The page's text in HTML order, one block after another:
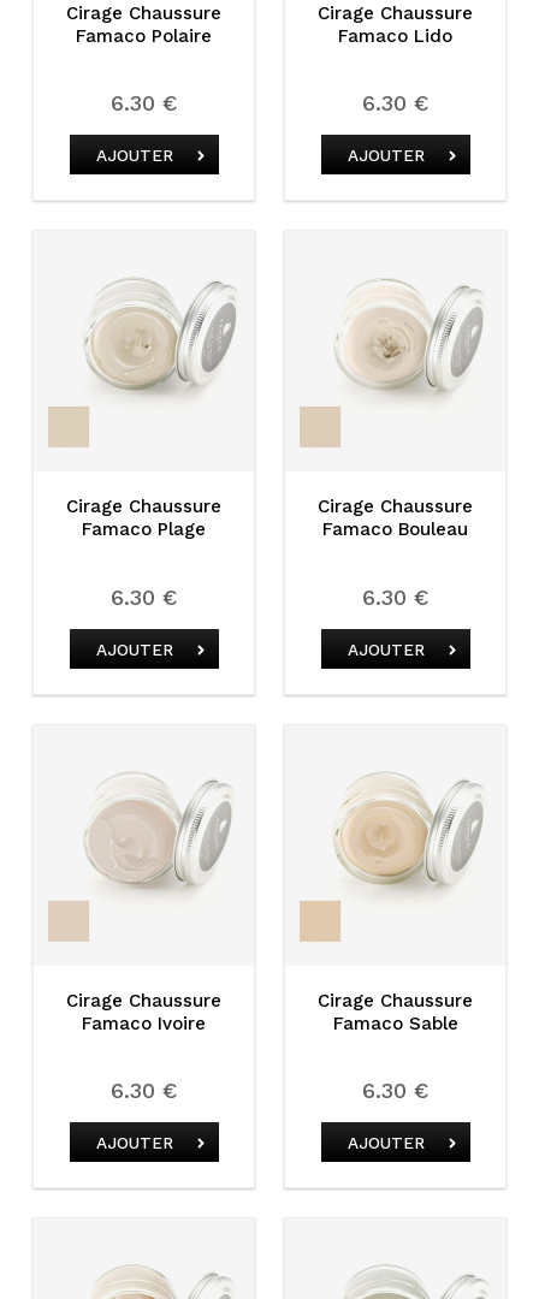
Cirage Chaussure
Famaco Polaire
6.30 €
AJOUTER
Cirage Chaussure
Famaco Lido
6.30 €
AJOUTER
Cirage Chaussure
Famaco Plage
6.30 €
AJOUTER
Cirage Chaussure
Famaco Bouleau
6.30 €
AJOUTER
Cirage Chaussure
Famaco Ivoire
6.30 €
AJOUTER
Cirage Chaussure
Famaco Sable
6.30 €
AJOUTER